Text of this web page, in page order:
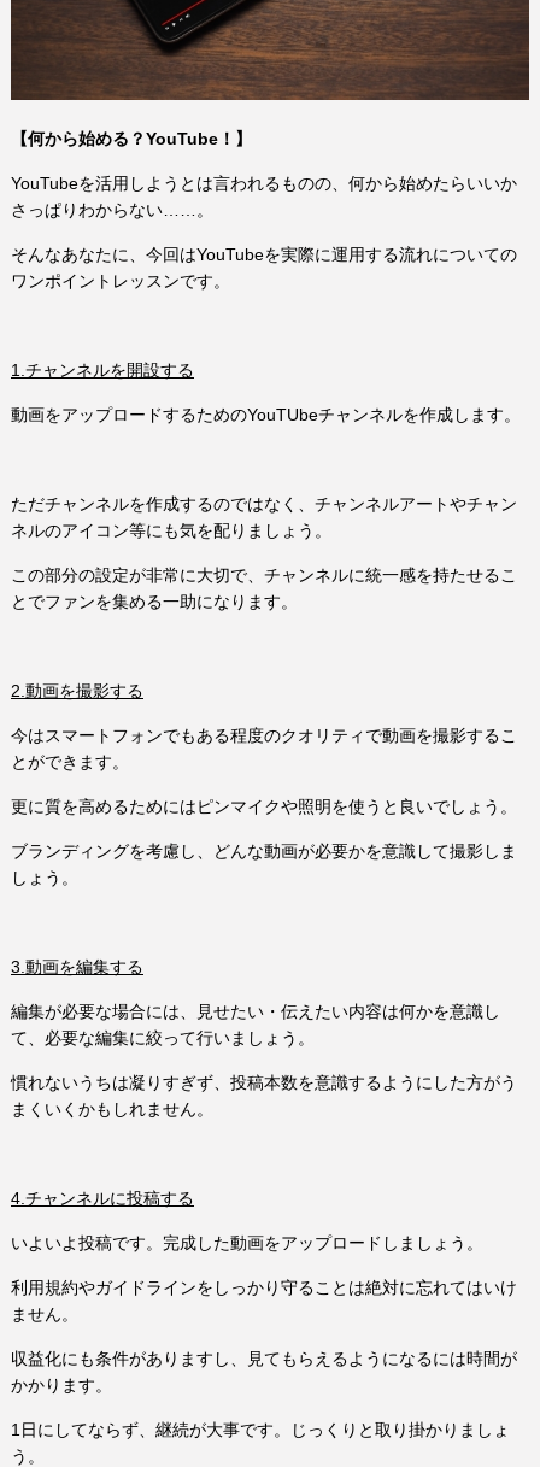
【何から始める？YouTube！】
YouTubeを活用しようとは言われるものの、何から始めたらいいか
さっぱりわからない……。
そんなあなたに、今回はYouTubeを実際に運用する流れについての
ワンポイントレッスンです。
1.チャンネルを開設する
動画をアップロードするためのYouTUbeチャンネルを作成します。
ただチャンネルを作成するのではなく、チャンネルアートやチャン
ネルのアイコン等にも気を配りましょう。
この部分の設定が非常に大切で、チャンネルに統一感を持たせるこ
とでファンを集める一助になります。
2.動画を撮影する
今はスマートフォンでもある程度のクオリティで動画を撮影するこ
とができます。
更に質を高めるためにはピンマイクや照明を使うと良いでしょう。
ブランディングを考慮し、どんな動画が必要かを意識して撮影しま
しょう。
3.動画を編集する
編集が必要な場合には、見せたい・伝えたい内容は何かを意識し
て、必要な編集に絞って行いましょう。
慣れないうちは凝りすぎず、投稿本数を意識するようにした方がう
まくいくかもしれません。
4.チャンネルに投稿する
いよいよ投稿です。完成した動画をアップロードしましょう。
利用規約やガイドラインをしっかり守ることは絶対に忘れてはいけ
ません。
収益化にも条件がありますし、見てもらえるようになるには時間が
かかります。
1日にしてならず、継続が大事です。じっくりと取り掛かりましょ
う。